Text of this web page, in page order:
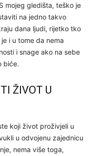
mojeg gledišta, teško je
na jedno takvo
dana ljudi, rijetko tko
i u tome da nema
i snage ako na sebe
biće.
ŽIVOT U
koji život proživjeli u
u odvojenu zajednicu
nema više toga,